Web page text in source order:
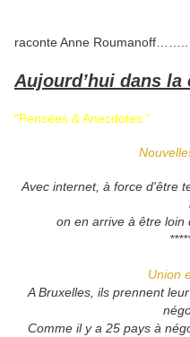
raconte Anne Roumanoff……..
Aujourd’hui dans la
"Pensées & Anecdotes "
Avec internet, à force d'être
on en arrive à être loin
Union
A Bruxelles, ils prennent
Comme il y a 25 pays à